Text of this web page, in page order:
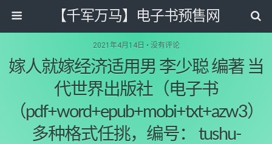
【千军万马】电子书预售网
2021年4月14日 • 没有评论
嫁人就嫁经济适用男 李少聪 编著 当
代世界出版社（电子书
（pdf+word+epub+mobi+txt+azw3）
多种格式任挑，编号： tushu-